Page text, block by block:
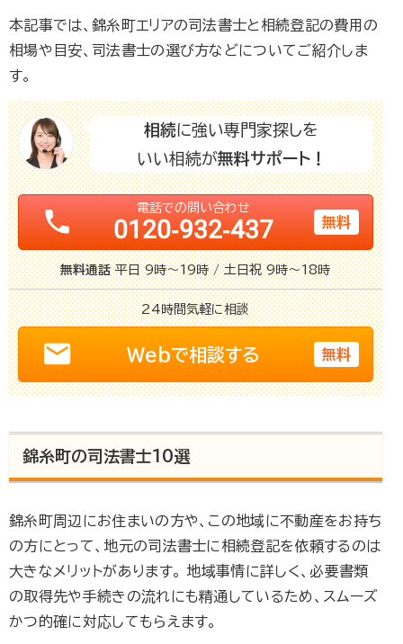
本記事では、錦糸町エリアの司法書士と相続登記の費用の
相場や目安、司法書士の選び方などについてご紹介しま
す。
相続に強い専門家探しを
いい相続が無料サポート！
phone 電話での問い合わせ
0120-932-437 無料
無料通話平日 9時～19時 / 土日祝 9時～18時
24時間気軽に相談
email Webで相談する 無料
錦糸町の司法書士10選
錦糸町周辺にお住まいの方や、この地域に不動産をお持ち
の方にとって、地元の司法書士に相続登記を依頼するのは
大きなメリットがあります。 地域事情に詳しく、必要書類
の取得先や手続きの流れにも精通しているため、スムーズ
かつ的確に対応してもらえます。